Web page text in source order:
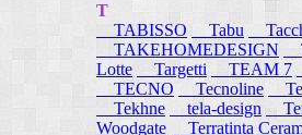
T
TABISSO
Tabu
TAKEHOMEDESIGN
Lotte
Targetti TEAM 7
TECNO
Tecnoline
Tekhne
tela-design
Woodgate
Terratinta